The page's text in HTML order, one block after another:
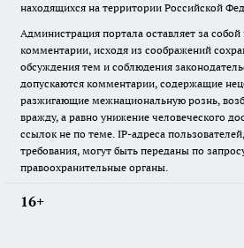
находящихся на территории Российской
Администрация портала оставляет за
комментарии, исходя из соображений
обсуждения тем и соблюдения
допускаются комментарии, содержащие
разжигающие межнациональную рознь,
вражду, а равно унижение человеческого
ссылок не по теме. IP-адреса
требования, могут быть переданы по
правоохранительные органы.
16+